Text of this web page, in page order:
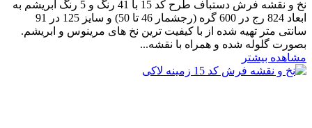
نخ و نقشه فرش دستباف طرح کد 15 با 41 رنگ و 5 رنگ ابریشم به
ابعاد 824 رج در 600 گره (رجشمار 46 تا 50) و سایز 125 در 91
سانتی متر تهیه شده از با کیفیت ترین نخ های مرینوس و ابریشم.
بصورت گلوله شده و همراه با نقشه...
مشاهده بیشتر